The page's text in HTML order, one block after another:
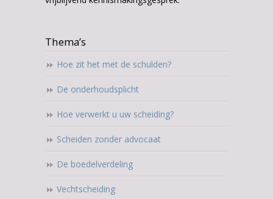
Thema’s
Hoe zit het met de schulden?
De onderhoudsplicht
Hoe verwerkt u uw scheiding?
Scheiden zonder advocaat
De boedelverdeling
Vechtscheiding